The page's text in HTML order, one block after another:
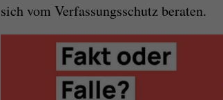
sich vom Verfassungsschutz beraten.